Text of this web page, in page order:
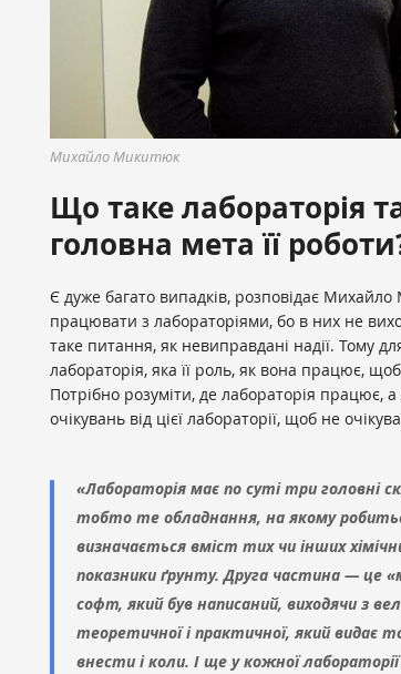
Михайло Микитюк
Що таке лабораторія
головна мета її
Є дуже багато випадків, розповідає
працювати з лабораторіями, бо в них не
таке питання, як невиправдані надії. Тому
лабораторія, яка її роль, як вона працює,
Потрібно розуміти, де лабораторія працює,
очікувань від цієї лабораторії, щоб не
«Лабораторія має по суті три головні
тобто те обладнання, на якому
визначається вміст тих чи інших
показники ґрунту. Друга частина — це
софт, який був написаний, виходячи з
теоретичної і практичної, який видає
внести і коли. І ще у кожної